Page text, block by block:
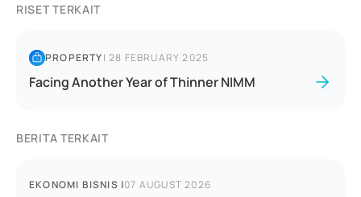
RISET TERKAIT
PROPERTY|28 FEBRUARY 2025
Facing Another Year of Thinner NIMM
BERITA TERKAIT
EKONOMI BISNIS |07 AUGUST 2026